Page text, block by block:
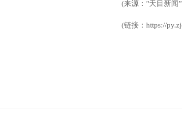
(来源："天目新闻
(链接：https://